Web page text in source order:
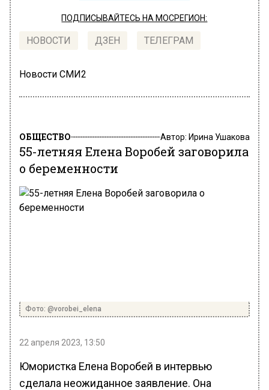
ПОДПИСЫВАЙТЕСЬ НА МОСРЕГИОН:
НОВОСТИ ДЗЕН ТЕЛЕГРАМ
Новости СМИ2
ОБЩЕСТВО Автор: Ирина Ушакова
55-летняя Елена Воробей заговорила
о беременности
Фото: @vorobei_elena
22 апреля 2023, 13:50
Юмористка Елена Воробей в интервью
сделала неожиданное заявление. Она